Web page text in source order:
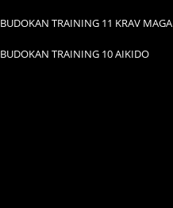
BUDOKAN TRAINING 11 KRAV MAGA
BUDOKAN TRAINING 10 AIKIDO